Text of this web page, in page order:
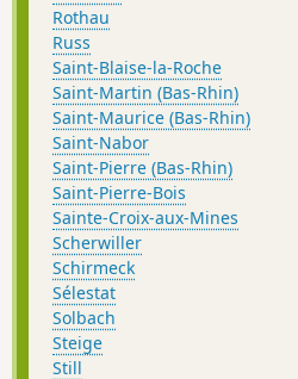
Rothau
Russ
Saint-Blaise-la-Roche
Saint-Martin (Bas-Rhin)
Saint-Maurice (Bas-Rhin)
Saint-Nabor
Saint-Pierre (Bas-Rhin)
Saint-Pierre-Bois
Sainte-Croix-aux-Mines
Scherwiller
Schirmeck
Sélestat
Solbach
Steige
Still